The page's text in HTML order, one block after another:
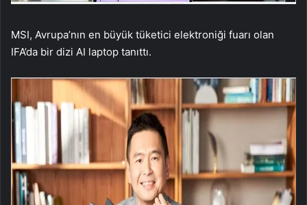
MSI, Avrupa’nın en büyük tüketici elektroniği fuarı olan
IFA’da bir dizi AI laptop tanıttı.